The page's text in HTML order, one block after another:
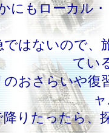
にもローカル
ではないので、
てい
のおさらいや復
降りたったら、